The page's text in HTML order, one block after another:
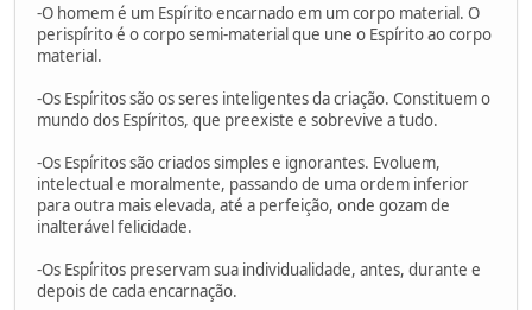
-O homem é um Espírito encarnado em um corpo material. O
perispírito é o corpo semi-material que une o Espírito ao corpo
material.
-Os Espíritos são os seres inteligentes da criação. Constituem o
mundo dos Espíritos, que preexiste e sobrevive a tudo.
-Os Espíritos são criados simples e ignorantes. Evoluem,
intelectual e moralmente, passando de uma ordem inferior
para outra mais elevada, até a perfeição, onde gozam de
inalterável felicidade.
-Os Espíritos preservam sua individualidade, antes, durante e
depois de cada encarnação.